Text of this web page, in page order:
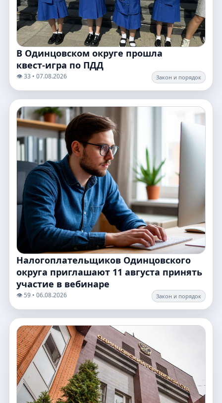
В Одинцовском округе прошла
квест‑игра по ПДД
👁️ 33 • 07.08.2026 Закон и порядок
Налогоплательщиков Одинцовского
округа приглашают 11 августа принять
участие в вебинаре
👁️ 59 • 06.08.2026 Закон и порядок